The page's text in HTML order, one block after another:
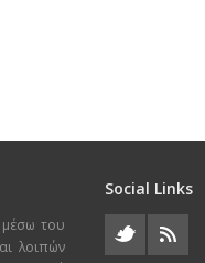
του
λοιπών
Social Links